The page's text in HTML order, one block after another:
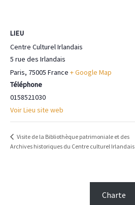
LIEU
Centre Culturel Irlandais
5 rue des Irlandais
Paris, 75005 France + Google Map
Téléphone
0158521030
Voir Lieu site web
Visite de la Bibliothèque patrimoniale et des
Archives historiques du Centre culturel Irlandais
Charte